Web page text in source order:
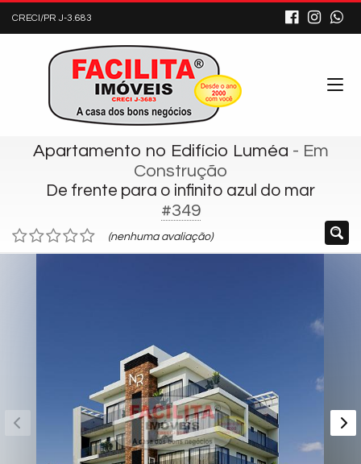
CRECI/PR J-3.683
Apartamento no Edifício Luméa - Em
Construção
De frente para o infinito azul do mar
#349
(nenhuma avaliação)